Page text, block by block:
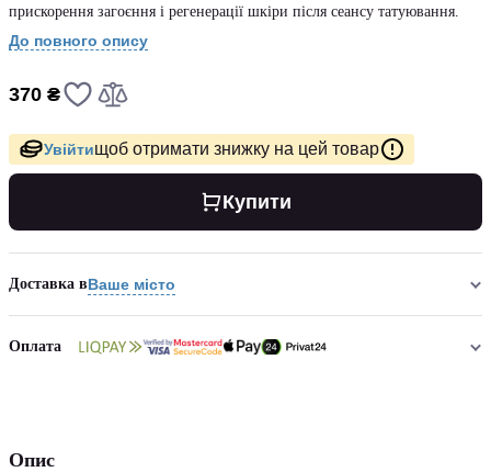
прискорення загоєння і регенерації шкіри після сеансу татуювання.
До повного опису
370 ₴
Увійтищоб отримати знижку на цей товар
Купити
Доставка вВаше місто
Оплата
Опис